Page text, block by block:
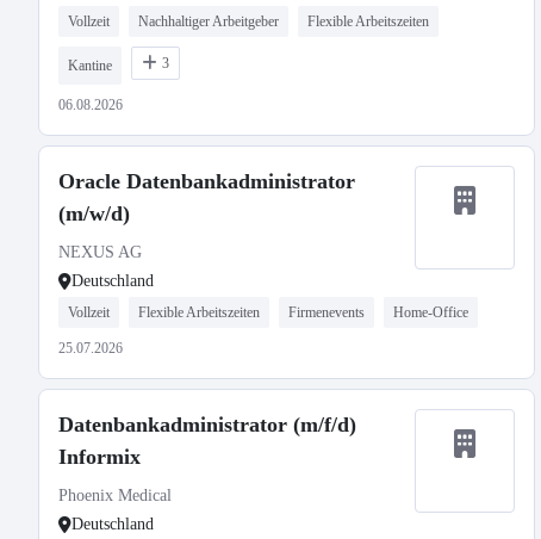
Vollzeit Nachhaltiger Arbeitgeber Flexible Arbeitszeiten
Kantine 3
06.08.2026
Oracle Datenbankadministrator
(m/w/d)
NEXUS AG
Deutschland
Vollzeit Flexible Arbeitszeiten Firmenevents Home-Office
25.07.2026
Datenbankadministrator (m/f/d)
Informix
Phoenix Medical
Deutschland